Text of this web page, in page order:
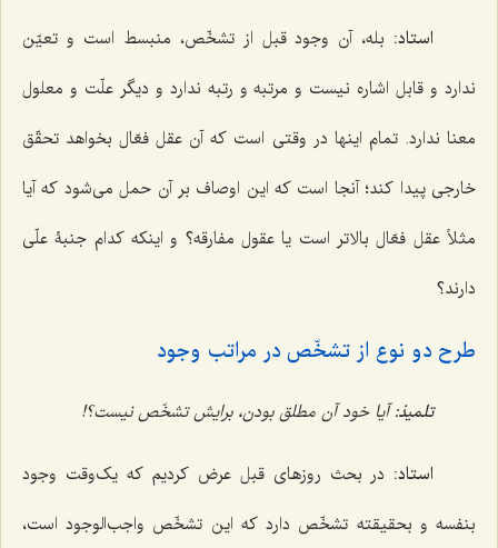
استاد: بله، آن وجود قبل از تشخّص، منبسط است و تعیّن
ندارد و قابل اشاره نیست و مرتبه و رتبه ندارد و دیگر علّت و معلول
معنا ندارد. تمام اینها در وقتی است که آن عقل فعّال بخواهد تحقّق
خارجی پیدا کند؛ آنجا است که این اوصاف بر آن حمل می‌شود که آیا
مثلاً عقل فعّال بالاتر است یا عقول مفارقه؟ و اینکه کدام جنبۀ علّی
دارند؟
طرح دو نوع از تشخّص در مراتب وجود
تلمیذ:آیا خود آن مطلق بودن، برایش تشخّص نیست؟!
استاد: در بحث روزهای قبل عرض کردیم که یک‌وقت وجود
بنفسه و بحقیقته تشخّص دارد که این تشخّص واجب‌الوجود است،